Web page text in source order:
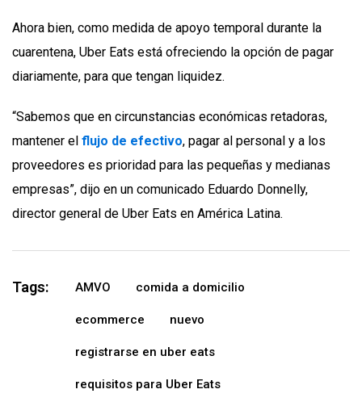
Ahora bien, como medida de apoyo temporal durante la
cuarentena, Uber Eats está ofreciendo la opción de pagar
diariamente, para que tengan liquidez.
“Sabemos que en circunstancias económicas retadoras,
mantener el flujo de efectivo, pagar al personal y a los
proveedores es prioridad para las pequeñas y medianas
empresas”, dijo en un comunicado Eduardo Donnelly,
director general de Uber Eats en América Latina.
Tags: AMVO comida a domicilio
ecommerce nuevo
registrarse en uber eats
requisitos para Uber Eats